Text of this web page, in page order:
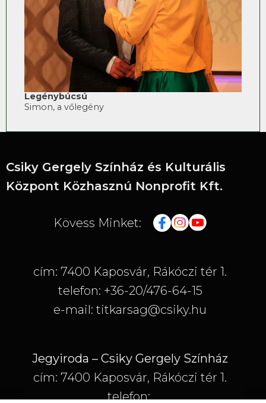
Legénybúcsú
Simon, a vőlegény
Csiky Gergely Színház és Kulturális
Központ Közhasznú Nonprofit Kft.
Kövess Minket:
cím: 7400 Kaposvár, Rákóczi tér 1.
telefon: +36-20/476-64-15
e-mail: titkarsag@csiky.hu
Jegyiroda – Csiky Gergely Színház
cím: 7400 Kaposvár, Rákóczi tér 1.
telefon: